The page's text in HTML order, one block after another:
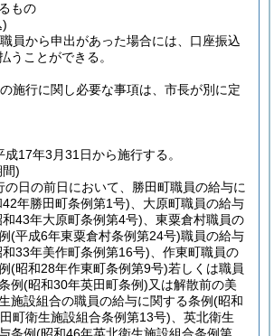
もの
)
員から申出があった場合には、口座振込
うことができる。
施行に関し必要な事項は、市長が別に定
成17年3月31日から施行する。
)
の日の前日において、勝田町職員の給与に
年勝田町条例第1号) 、大原町職員の給与
和43年大原町条例第4号) 、東粟倉村職員の
(平成6年東粟倉村条例第24号)職員の給与
和33年美作町条例第16号) 、作東町職員の
(昭和28年作東町条例第9号)若しくは職員
例(昭和30年英田町条例)又は解散前の美
施設組合の職員の給与に関する条例(昭和
町衛生施設組合条例第13号) 、英北衛生